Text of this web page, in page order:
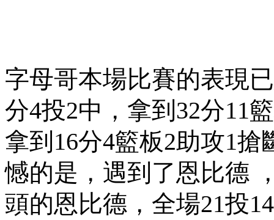
字母哥本場比賽的表現已經
分4投2中 ，拿到32分11籃
拿到16分4籃板2助攻1搶斷
憾的是，遇到了恩比德
頭的恩比德 ，全場21投14